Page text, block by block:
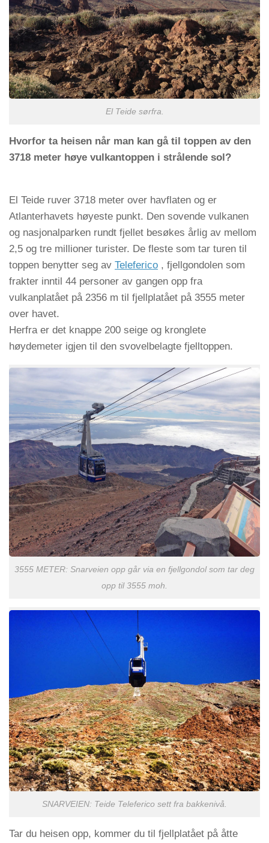
El Teide sørfra.
Hvorfor ta heisen når man kan gå til toppen av den
3718 meter høye vulkantoppen i strålende sol?
El Teide ruver 3718 meter over havflaten og er
Atlanterhavets høyeste punkt. Den sovende vulkanen
og nasjonalparken rundt fjellet besøkes årlig av mellom
2,5 og tre millioner turister. De fleste som tar turen til
toppen benytter seg av Teleferico , fjellgondolen som
frakter inntil 44 personer av gangen opp fra
vulkanplatået på 2356 m til fjellplatået på 3555 meter
over havet.
Herfra er det knappe 200 seige og kronglete
høydemeter igjen til den svovelbelagte fjelltoppen.
3555 METER: Snarveien opp går via en fjellgondol som tar deg
opp til 3555 moh.
SNARVEIEN: Teide Teleferico sett fra bakkenivå.
Tar du heisen opp, kommer du til fjellplatået på åtte